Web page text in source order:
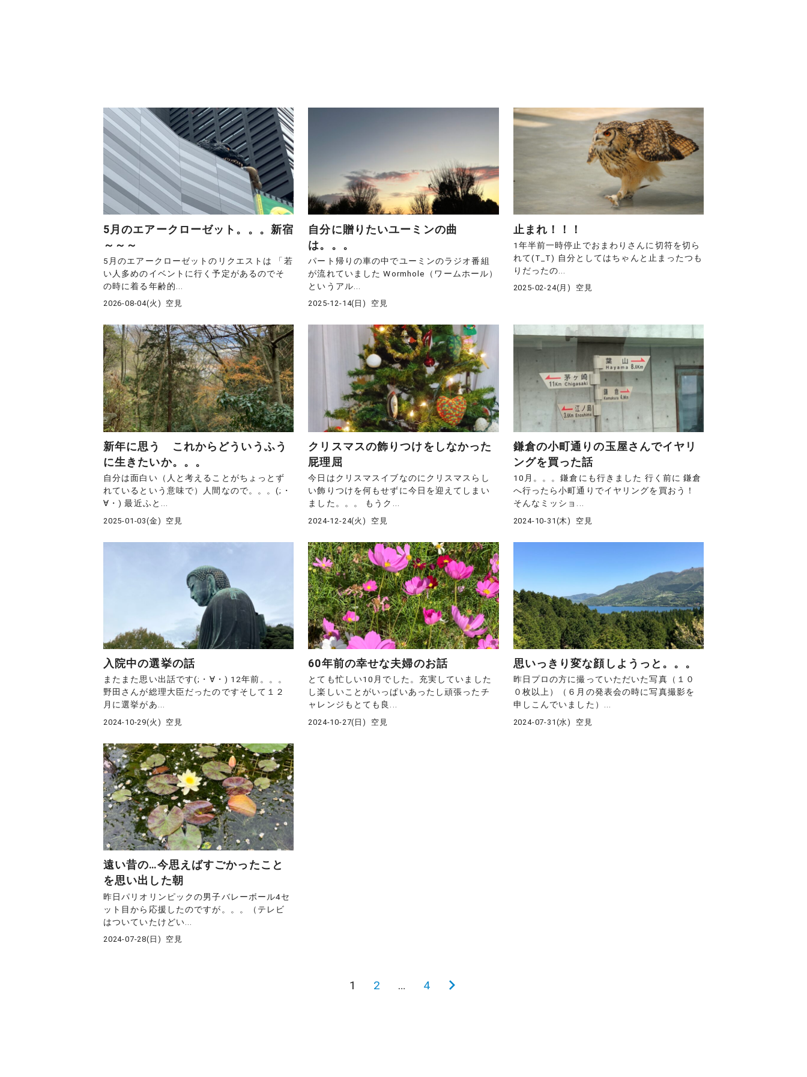
5月のエアークローゼット。。。新宿
～～～
5月のエアークローゼットのリクエストは 「若
い人多めのイベントに行く予定があるのでそ
の時に着る年齢的...
2026-08-04(火) 空見
自分に贈りたいユーミンの曲
は。。。
パート帰りの車の中でユーミンのラジオ番組
が流れていました Wormhole（ワームホール）
というアル...
2025-12-14(日) 空見
止まれ！！！
1年半前一時停止でおまわりさんに切符を切ら
れて(T_T) 自分としてはちゃんと止まったつも
りだったの...
2025-02-24(月) 空見
新年に思う これからどういうふう
に生きたいか。。。
自分は面白い（人と考えることがちょっとず
れているという意味で）人間なので。。。(;・
∀・) 最近ふと...
2025-01-03(金) 空見
クリスマスの飾りつけをしなかった
屁理屈
今日はクリスマスイブなのにクリスマスらし
い飾りつけを何もせずに今日を迎えてしまい
ました。。。 もうク...
2024-12-24(火) 空見
鎌倉の小町通りの玉屋さんでイヤリ
ングを買った話
10月。。。鎌倉にも行きました 行く前に 鎌倉
へ行ったら小町通りでイヤリングを買おう！
そんなミッショ...
2024-10-31(木) 空見
入院中の選挙の話
またまた思い出話です(;・∀・) 12年前。。。
野田さんが総理大臣だったのですそして１２
月に選挙があ...
2024-10-29(火) 空見
60年前の幸せな夫婦のお話
とても忙しい10月でした。充実していました
し楽しいことがいっぱいあったし頑張ったチ
ャレンジもとても良...
2024-10-27(日) 空見
思いっきり変な顔しようっと。。。
昨日プロの方に撮っていただいた写真（１０
０枚以上）（６月の発表会の時に写真撮影を
申しこんでいました）...
2024-07-31(水) 空見
遠い昔の…今思えばすごかったこと
を思い出した朝
昨日パリオリンピックの男子バレーボール4セ
ット目から応援したのですが。。。（テレビ
はついていたけどい...
2024-07-28(日) 空見
1 2 … 4
次